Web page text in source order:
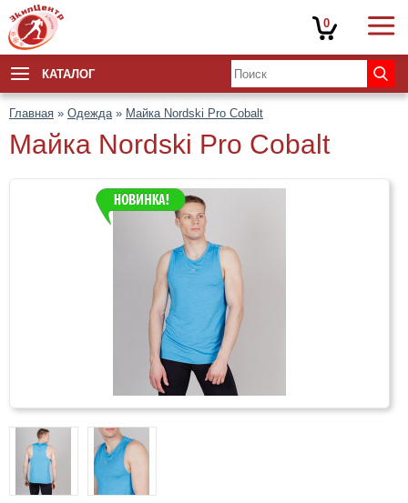
КАТАЛОГ
Главная » Одежда» Майка Nordski Pro Cobalt
Майка Nordski Pro Cobalt
0